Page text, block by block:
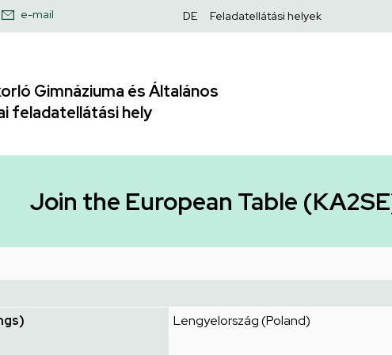
e-mail
Felső
DE Feladatellátási helyek
Gimnáziuma és Általános
feladatellátási hely
Join the European Table
Lengyelország (Poland)